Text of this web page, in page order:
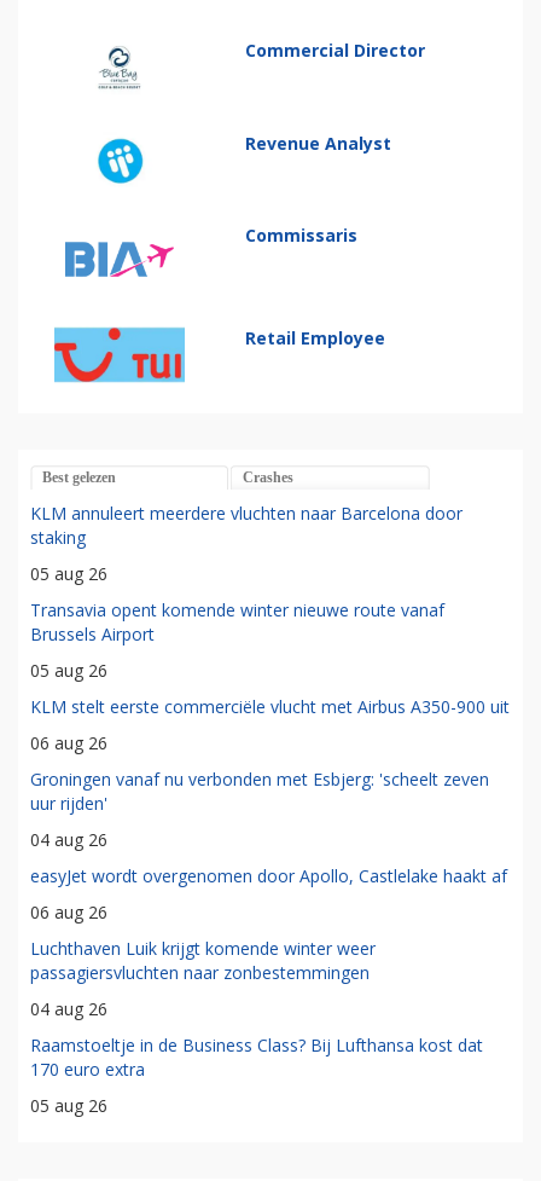
Commercial Director
Revenue Analyst
Commissaris
Retail Employee
Best gelezen Crashes
KLM annuleert meerdere vluchten naar Barcelona door
staking
05 aug 26
Transavia opent komende winter nieuwe route vanaf
Brussels Airport
05 aug 26
KLM stelt eerste commerciële vlucht met Airbus A350-900 uit
06 aug 26
Groningen vanaf nu verbonden met Esbjerg: 'scheelt zeven
uur rijden'
04 aug 26
easyJet wordt overgenomen door Apollo, Castlelake haakt af
06 aug 26
Luchthaven Luik krijgt komende winter weer
passagiersvluchten naar zonbestemmingen
04 aug 26
Raamstoeltje in de Business Class? Bij Lufthansa kost dat
170 euro extra
05 aug 26